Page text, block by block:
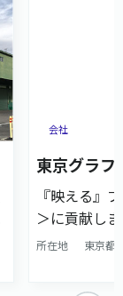
東京グラフ
『映える』
＞に貢献し
ブース・店
所在地 東京都
会社